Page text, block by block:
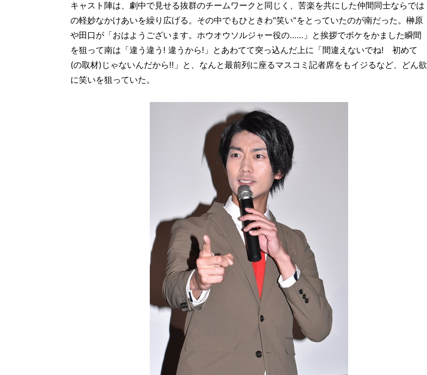
キャスト陣は、劇中で見せる抜群のチームワークと同じく、苦楽を共にした仲間同士ならでは
の軽妙なかけあいを繰り広げる。その中でもひときわ"笑い"をとっていたのが南だった。榊原
や田口が「おはようございます。ホウオウソルジャー役の……」と挨拶でボケをかました瞬間
を狙って南は「違う違う! 違うから!」とあわてて突っ込んだ上に「間違えないでね! 初めて
(の取材)じゃないんだから!!」と、なんと最前列に座るマスコミ記者席をもイジるなど、どん欲
に笑いを狙っていた。